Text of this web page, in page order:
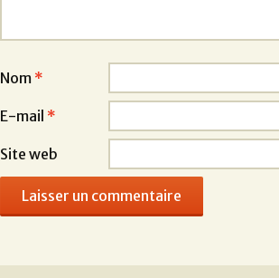
Nom *
E-mail *
Site web